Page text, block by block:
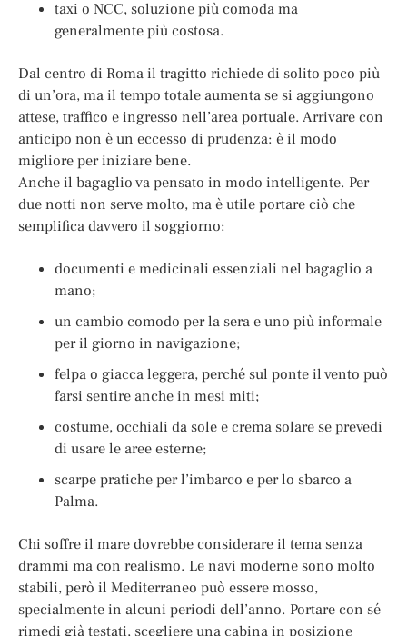
taxi o NCC, soluzione più comoda ma
generalmente più costosa.
Dal centro di Roma il tragitto richiede di solito poco più
di un’ora, ma il tempo totale aumenta se si aggiungono
attese, traffico e ingresso nell’area portuale. Arrivare con
anticipo non è un eccesso di prudenza: è il modo
migliore per iniziare bene.
Anche il bagaglio va pensato in modo intelligente. Per
due notti non serve molto, ma è utile portare ciò che
semplifica davvero il soggiorno:
documenti e medicinali essenziali nel bagaglio a
mano;
un cambio comodo per la sera e uno più informale
per il giorno in navigazione;
felpa o giacca leggera, perché sul ponte il vento può
farsi sentire anche in mesi miti;
costume, occhiali da sole e crema solare se prevedi
di usare le aree esterne;
scarpe pratiche per l’imbarco e per lo sbarco a
Palma.
Chi soffre il mare dovrebbe considerare il tema senza
drammi ma con realismo. Le navi moderne sono molto
stabili, però il Mediterraneo può essere mosso,
specialmente in alcuni periodi dell’anno. Portare con sé
rimedi già testati, scegliere una cabina in posizione